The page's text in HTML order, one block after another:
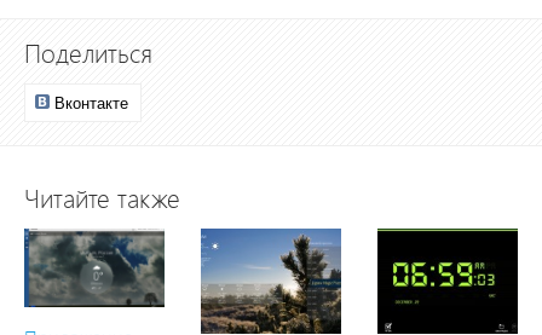
Поделиться
Вконтакте
Читайте также